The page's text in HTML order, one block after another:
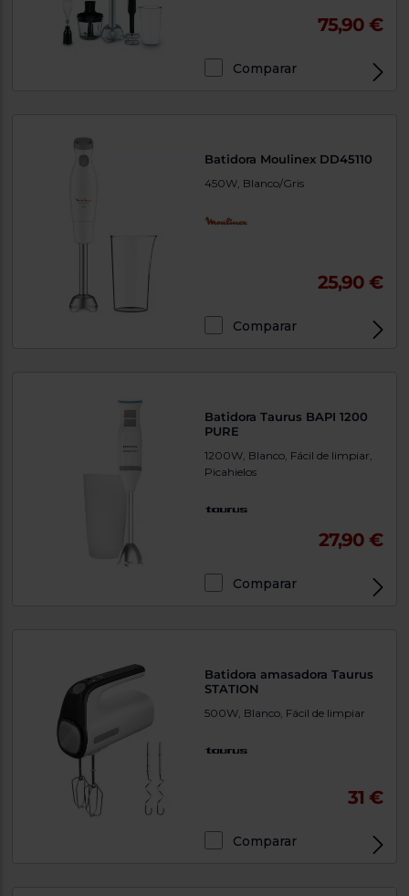
75,90 €
Comparar
Batidora Moulinex DD45110
450W, Blanco/Gris
25,90 €
Comparar
Batidora Taurus BAPI 1200
PURE
1200W, Blanco, Fácil de limpiar,
Picahielos
27,90 €
Comparar
Batidora amasadora Taurus
STATION
500W, Blanco, Fácil de limpiar
31 €
Comparar